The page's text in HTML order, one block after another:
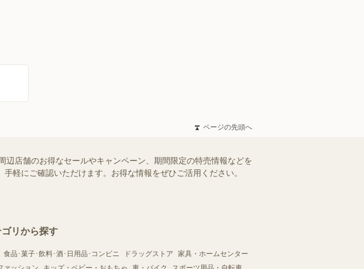
ページの先頭へ
店舗のお得なセールやキャンペーン、期間限定の特売情報などを
軽にご確認いただけます。お得な情報をぜひご活用ください。
ゴリから探す
食品･菓子･飲料･酒･日用品･コンビニ ドラッグストア
家具・ホームセンター